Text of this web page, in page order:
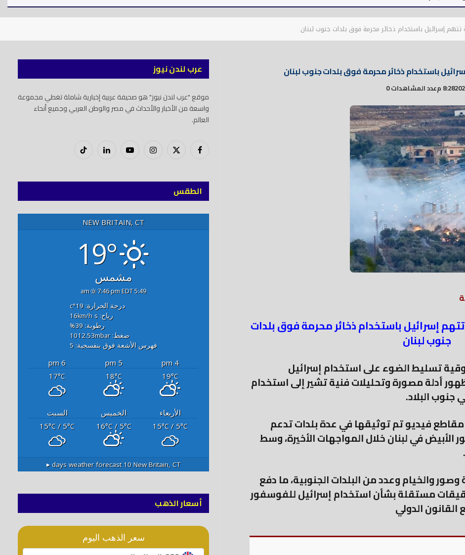
تتهم إسرائيل باستخدام ذخائر محرمة فوق بلدات جنوب لبنان
باستخدام ذخائر محرمة فوق بلدات جنوب لبنان
8:28 م عدد المشاهدات 0
إسرائيل باستخدام ذخائر محرمة فوق بلدات
جنوب لبنان
تسليط الضوء على استخدام إسرائيل
أدلة مصورة وتحليلات فنية تشير إلى استخدام
البلاد.
فيديو تم توثيقها في عدة بلدات تدعم
في لبنان خلال المواجهات الأخيرة، وسط
والخيام وعدد من البلدات الجنوبية، ما دفع
مستقلة بشأن استخدام إسرائيل للفوسفور
الدولي
عرب لندن نيوز
موقع "عرب لندن نيوز" هو صحيفة عربية إخبارية شاملة تغطي مجموعة
واسعة من الأخبار والأحداث في مصر والوطن العربي وجميع أنحاء
العالم.
فيسبوك
X
إنستغرام يوتيوب لينكدود
تيك
الطقس
NEW BRITAIN, CT
19°
مشمس
5:49 am
7:46 pm EDT
درجة الحرارة: 19
°c
رياح: 16 km/h s
رطوبة: 39
%
ضغط: 1012.53mbar
فهرس الأشعة فوق بنفسجية: 5
4 pm
5 pm
6 pm
19°C
18°C
17°C
الأربعاء الخميس
السبت
15°C/ 5°C
16°C/ 5°C
15°C / 5°C
New Britain, CT
أسعار الذهب